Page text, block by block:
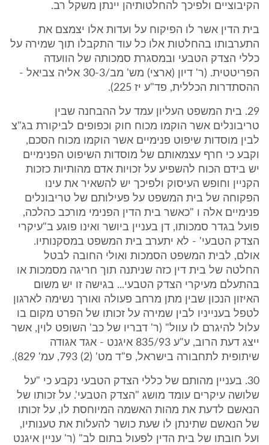
הקיבוציים ולפיכך להחלטותיהן יינתן משקל רב.
בית הדין אשר לו הפיקוח על ועדות אלו יצמצם את
התערבותו בהחלטות אלו כל עוד התקבלו תוך שמירה על
כללי הצדק הטבעי ובמסגרת סמכותה של הוועדה
הפריטטית. (ר' דיון (ארצי) מש' מב/30-3 אליה צביאל -
ההסתדרות הכללית, פד"ע יז 225).
29. בית המשפט העליון עמד על ההבחנה שבין
טריבונלים אשר הוקמו מכוח חוק וכפופים לביקורת בג"צ
לבין מוסדות שיפוט פנימיים אשר הוקמו מכוח הסכם,
וקבע כי חרף עצמאותם של מוסדות השיפוט הפנימיים
יש בידם הכוח להשפיע על זכויות אדם מהותיות כזכות
הקניין וחופש העיסוק ולפיכך יש להשאיר את עינו
הפקוחה של בית המשפט על פעילותם של טריבונלים
פנימיים אלה ו "כאשר בית הדין הפנימי מורכב כהלכה,
פועל בגדר סמכותו, דן בעניין ביושר ואינו פוגע ב"עיקרי
הצדק הטבעי' - לא יתערב בית המשפט במסקנותיו.
אולם, לבית המשפט הסמכות ואולי החובה לבטל
החלטה של בית דין כזה שניתנה תוך חריגה מסמכות או
בהתעלם מעיקרי הצדק הטבעי... בגישה זו יש משום
האיזון הנכון שבין מתן מרחב פעולה ואורך נשימה לארגון
לטפל בענייניו לבין שמירה על זכותו של הפרט מקום בו
עלול להיגרם לו עוול" (ר' דבריו של כב' השופט לוין, אשר
ייצג דעת הרוב, ע"ע 835/93 איגנט - אגד אגודה
שיתופית לתחבורה בישראל, פ"ד מט' (2) 793, עמ' 829).
30. בעניין מהותם של כללי הצדק הטבעי נקבע כי "על
שלושה עיקרים עומד מושג "הצדק הטבעי'. על זכותו של
הנאשם לדעת את מהות האשמה המיוחסת לו, על זכותו
של הנאשם שתינתן לו שעת כושר להעלות את טענותיו,
ועל חובתו של בית הדין לפעול בתום לב" (ר' עניין איגנט